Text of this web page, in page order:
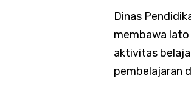
Dinas
membawa
aktivitas
pembelajaran